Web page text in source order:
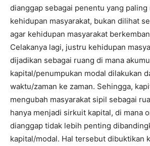
dianggap sebagai penentu yang
kehidupan masyarakat, bukan dilihat
agar kehidupan masyarakat
Celakanya lagi, justru kehidupan
dijadikan sebagai ruang di mana
kapital/penumpukan modal dilakukan
waktu/zaman ke zaman. Sehingga,
mengubah masyarakat sipil sebagai
hanya menjadi sirkuit kapital, di mana
dianggap tidak lebih penting
kapital/modal. Hal tersebut dibuktikan